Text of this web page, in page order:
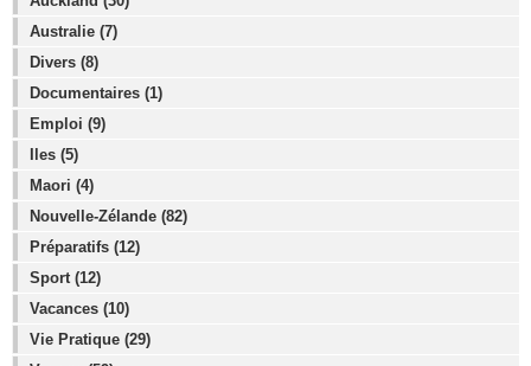
Australie (7)
Divers (8)
Documentaires (1)
Emploi (9)
Iles (5)
Maori (4)
Nouvelle-Zélande (82)
Préparatifs (12)
Sport (12)
Vacances (10)
Vie Pratique (29)